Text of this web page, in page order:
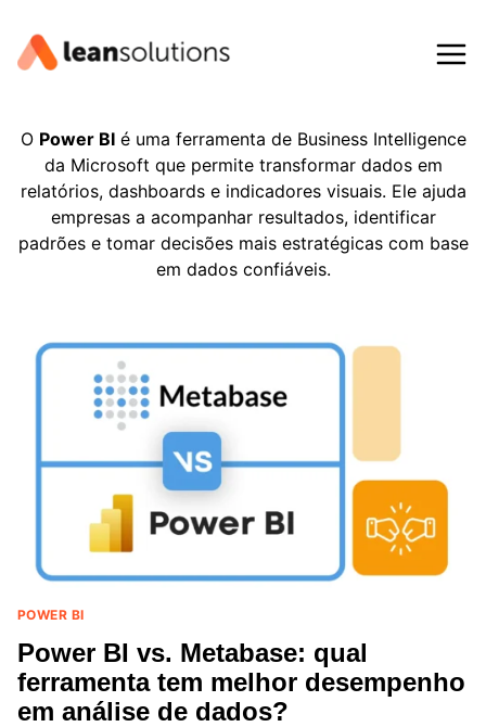
para
O Power BIé uma ferramenta de Business Intelligence
da Microsoft que permite transformar dados em
relatórios, dashboards e indicadores visuais. Ele ajuda
empresas a acompanhar resultados, identificar
padrões e tomar decisões mais estratégicas com base
em dados confiáveis.
POWER BI
Power BI vs. Metabase: qual
ferramenta tem melhor desempenho
em análise de dados?